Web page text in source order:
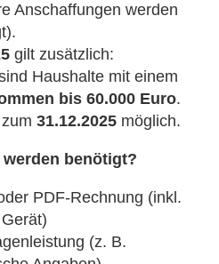
Anschaffungen werden
gilt zusätzlich:
Haushalte mit einem
bis 60.000 Euro.
31.12.2025 möglich.
benötigt?
PDF-Rechnung (inkl.
(z. B.